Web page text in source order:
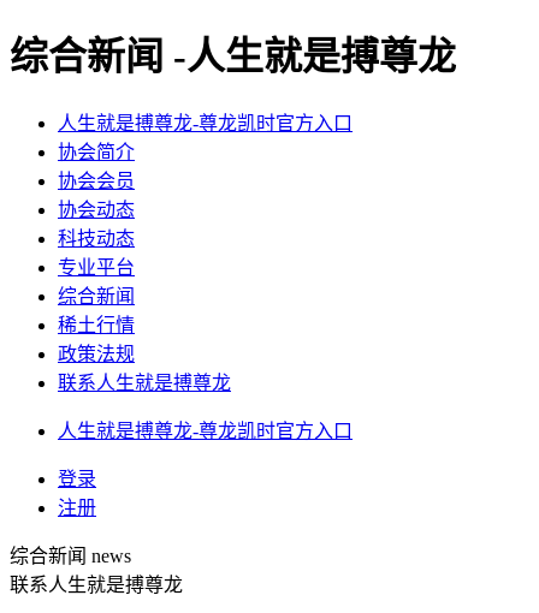
综合新闻 -人生就是搏尊龙
人生就是搏尊龙-尊龙凯时官方入口
协会简介
协会会员
协会动态
科技动态
专业平台
综合新闻
稀土行情
政策法规
联系人生就是搏尊龙
人生就是搏尊龙-尊龙凯时官方入口
登录
注册
综合新闻 news
联系人生就是搏尊龙